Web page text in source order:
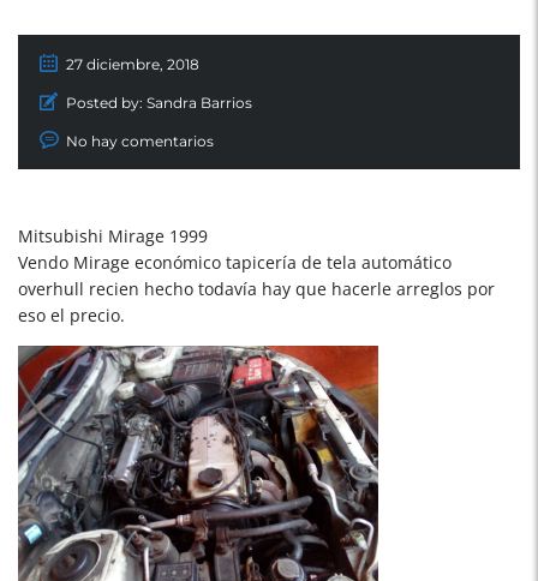
27 diciembre, 2018
Posted by: Sandra Barrios
No hay comentarios
Mitsubishi Mirage 1999
Vendo Mirage económico tapicería de tela automático
overhull recien hecho todavía hay que hacerle arreglos por
eso el precio.